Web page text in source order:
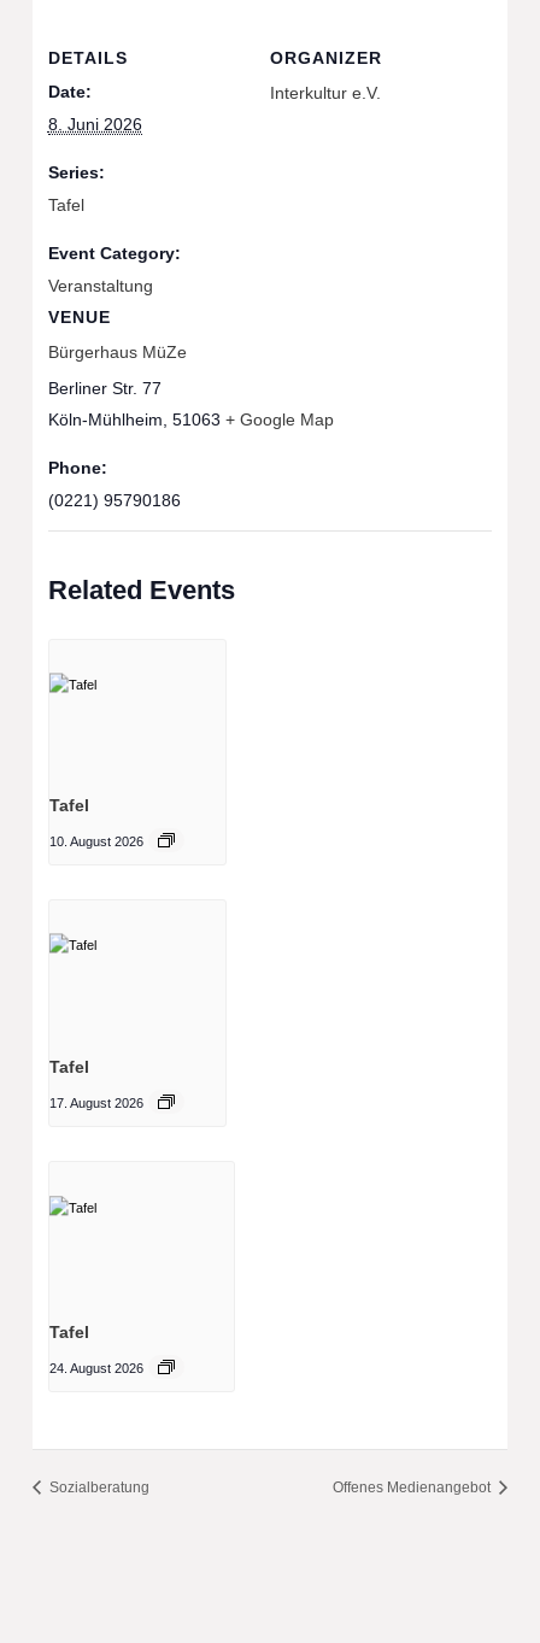
DETAILS
Date:
8. Juni 2026
Series:
Tafel
Event Category:
Veranstaltung
VENUE
Bürgerhaus MüZe
Berliner Str. 77
Köln-Mühlheim, 51063 + Google Map
Phone:
(0221) 95790186
ORGANIZER
Interkultur e.V.
Related Events
Tafel
10. August 2026
Tafel
17. August 2026
Tafel
24. August 2026
Sozialberatung Offenes Medienangebot